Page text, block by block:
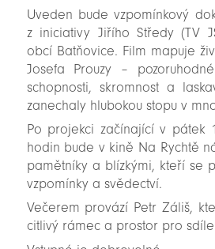
Uveden bude vzpomínkový
z iniciativy Jiřího Středy (TV
obcí Batňovice. Film mapuje
Josefa Prouzy –
schopnosti, skromnost a
zanechaly hlubokou stopu v
Po projekci začínající v pátek
hodin bude v kině Na Rychtě
pamětníky a blízkými, kteří se
vzpomínky a svědectví.
Večerem provází Petr Záliš,
citlivý rámec a prostor pro